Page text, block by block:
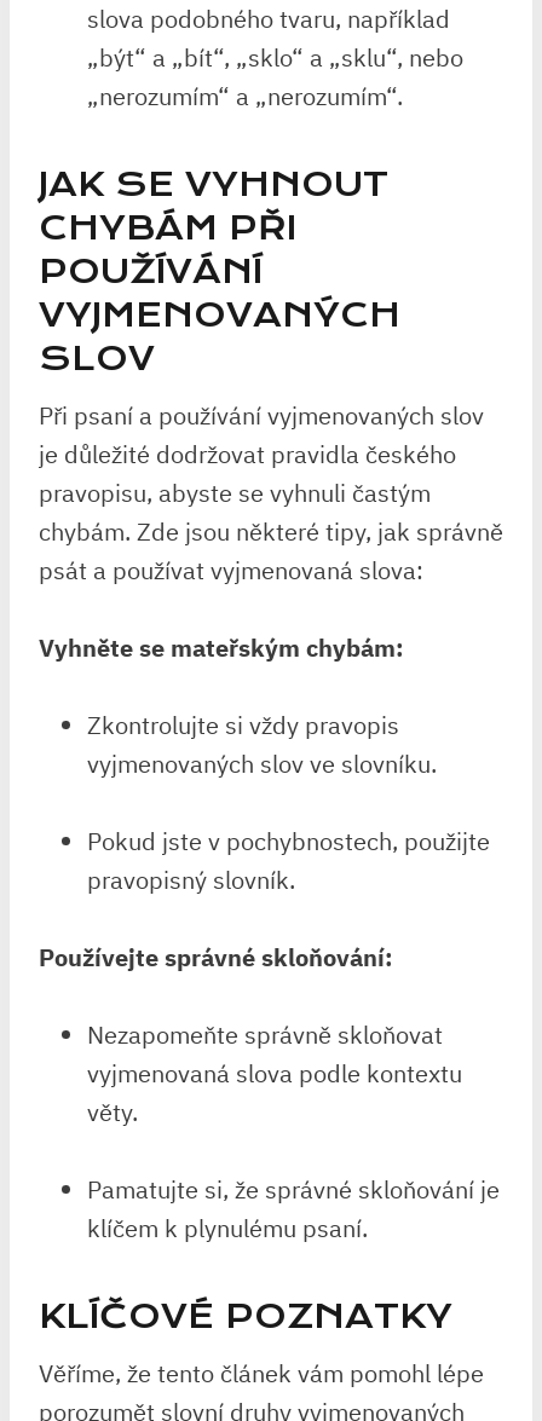
slova podobného tvaru,​ například
„být“ a „bít“, „sklo“ a „sklu“, nebo
„nerozumím“ a „nerozumím“.
JAK SE ​VYHNOUT
CHYBÁM PŘI
POUŽÍVÁNÍ
VYJMENOVANÝCH
⁤SLOV
Při⁣ psaní a používání vyjmenovaných ‌slov
je důležité dodržovat ⁢pravidla českého
pravopisu, abyste se⁢ vyhnuli častým
chybám. Zde jsou některé tipy, ‌jak ⁤správně
psát a⁢ používat ‌vyjmenovaná slova:
Vyhněte se mateřským chybám:
Zkontrolujte si vždy pravopis
vyjmenovaných slov ve slovníku.
Pokud jste v pochybnostech,​ použijte
pravopisný slovník.
Používejte správné⁢ skloňování:
Nezapomeňte⁢ správně​ skloňovat
vyjmenovaná slova podle‌ kontextu
věty.
Pamatujte ​si, že ⁢správné skloňování‌ je
klíčem ⁤k plynulému ​psaní.
KLÍČOVÉ POZNATKY
Věříme, ‌že⁢ tento článek vám pomohl‌ lépe⁣
porozumět​ slovní druhy vyjmenovaných